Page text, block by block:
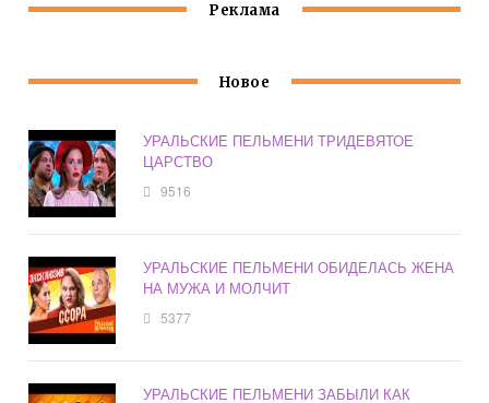
Реклама
Новое
УРАЛЬСКИЕ ПЕЛЬМЕНИ ТРИДЕВЯТОЕ
ЦАРСТВО
9516
УРАЛЬСКИЕ ПЕЛЬМЕНИ ОБИДЕЛАСЬ ЖЕНА
НА МУЖА И МОЛЧИТ
5377
УРАЛЬСКИЕ ПЕЛЬМЕНИ ЗАБЫЛИ КАК